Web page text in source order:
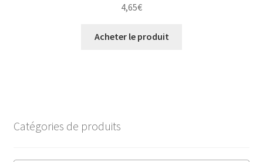
4,65€
Acheter le produit
Catégories de produits